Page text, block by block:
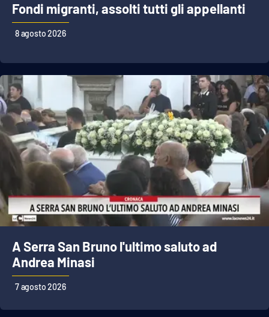
RUBRICHE
Parchi Marini Calabria
Leggendo Alvaro insieme
Imprese Di Calabria
Le perfidie di Antonella Grippo
Venti di comunicazione
STREAMING
LaC TV
Fondi migranti, assolti tutti gli appellanti
8 agosto 2026
A Serra San Bruno l'ultimo saluto ad
Andrea Minasi
7 agosto 2026